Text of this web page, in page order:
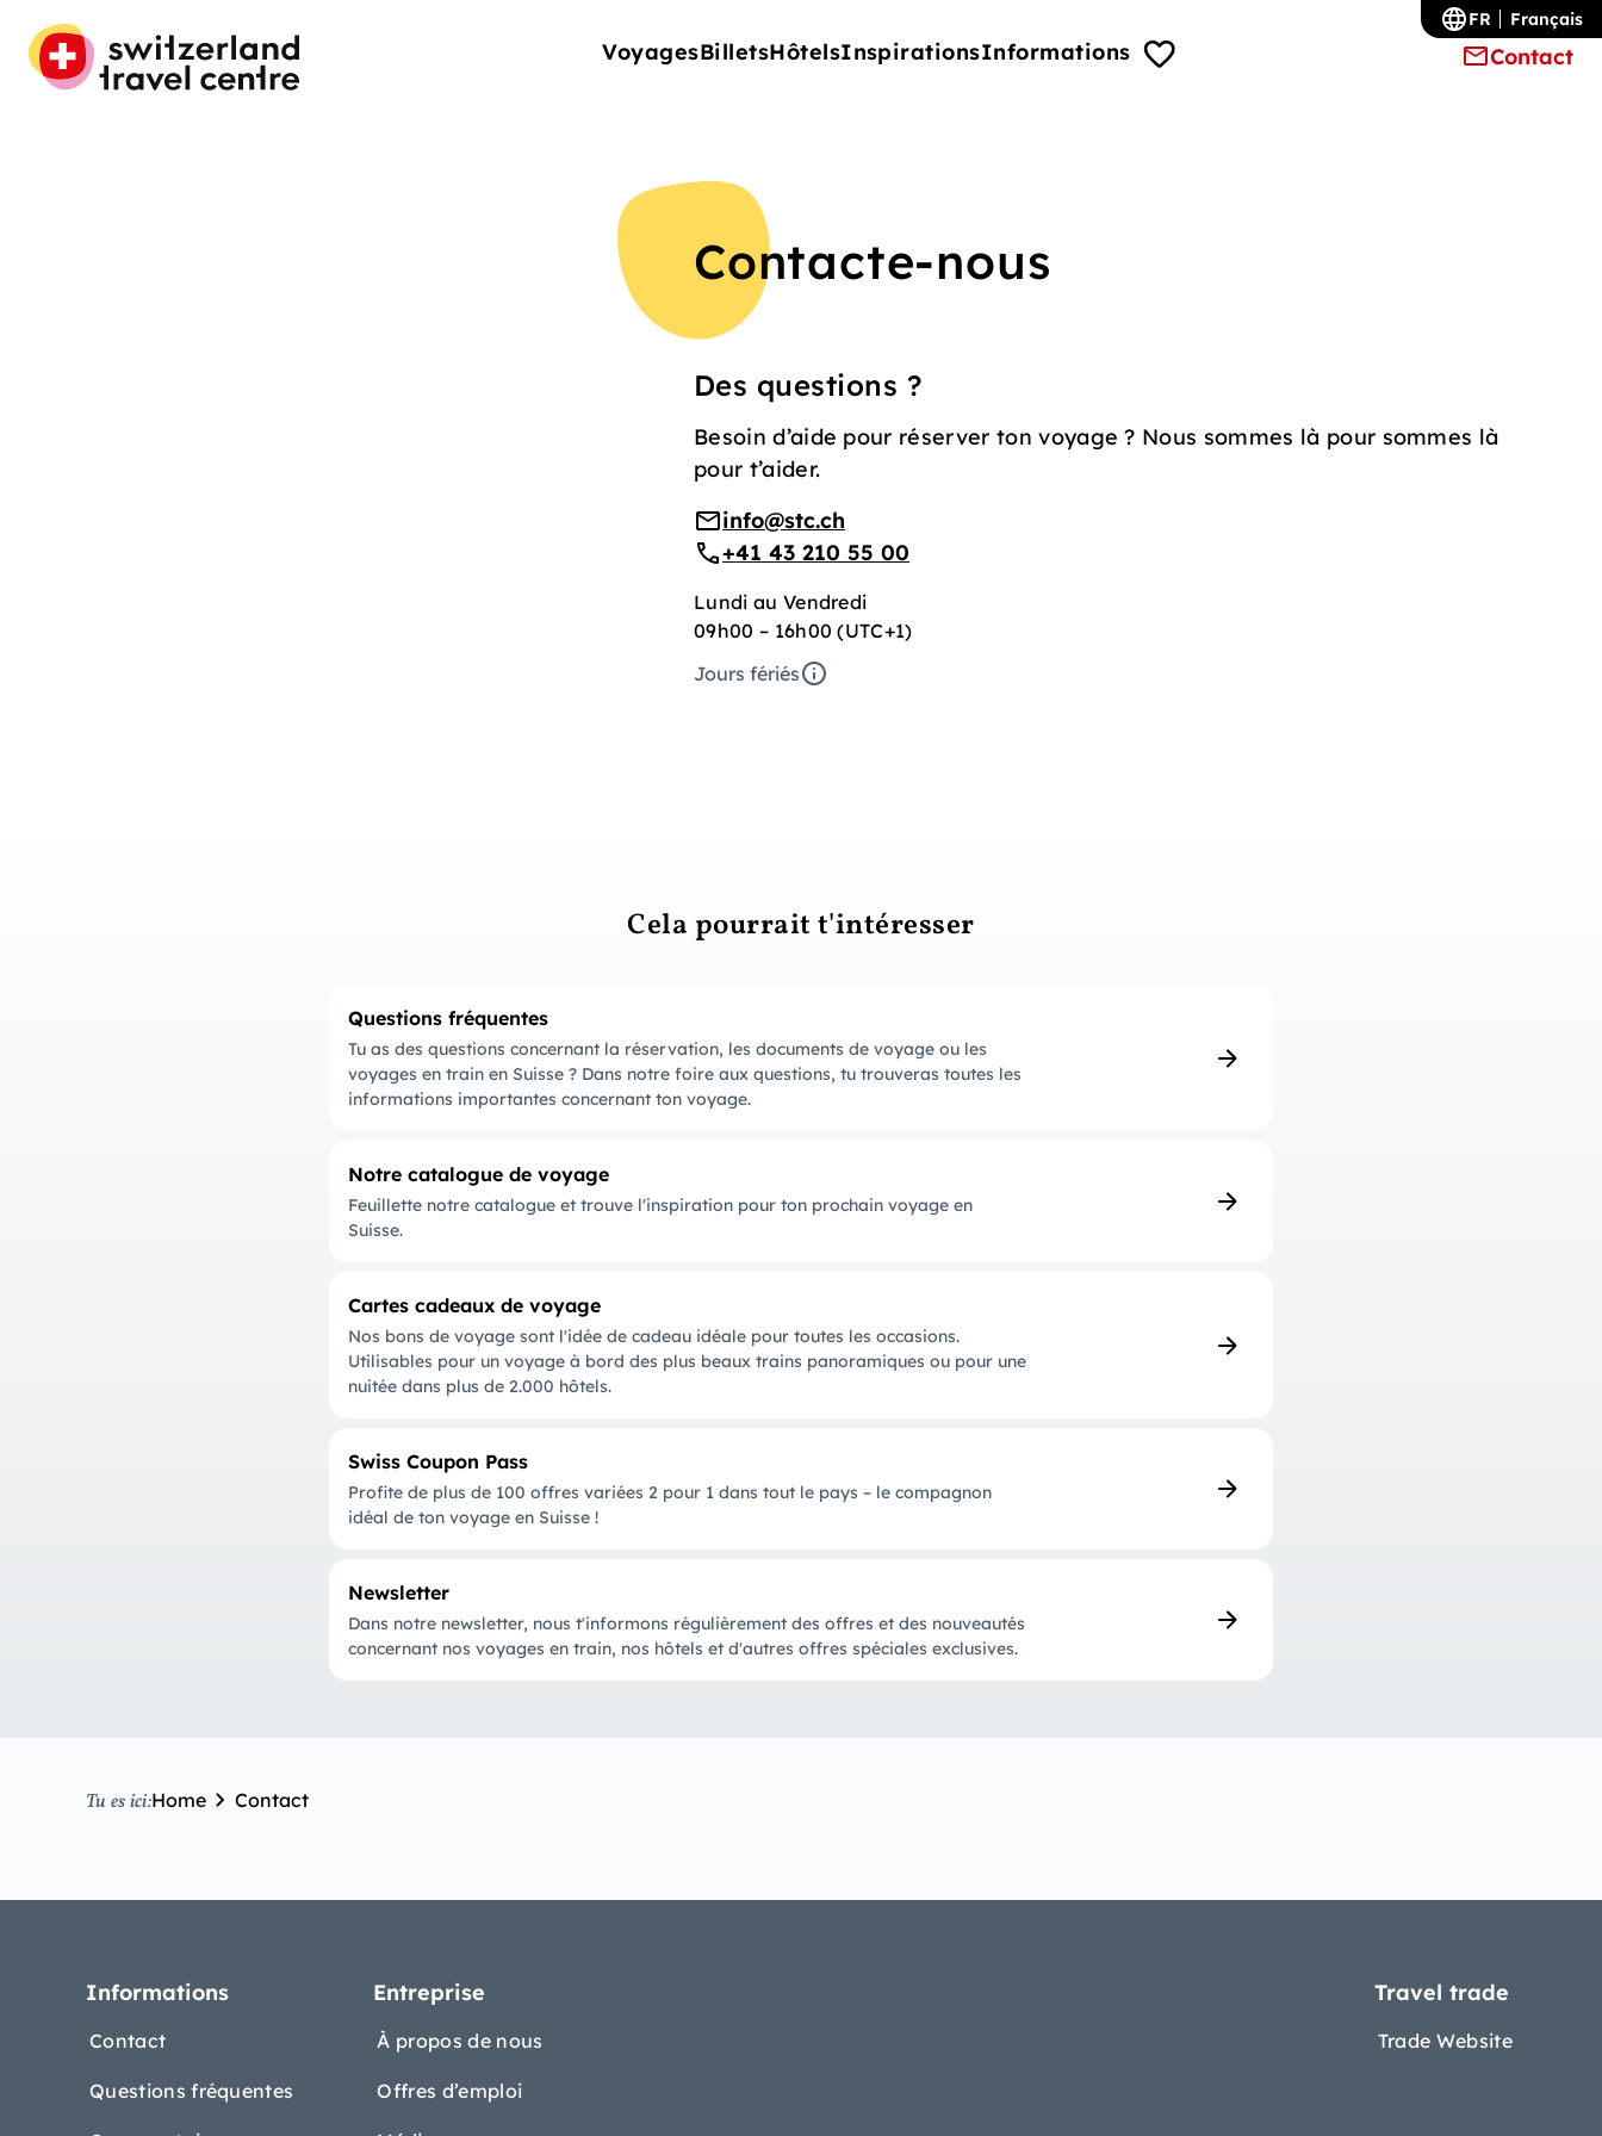
VoyagesBilletsHôtelsInspirationsInformations Contact
FR Français
Contacte-nous
Des questions ?
Besoin d’aide pour réserver ton voyage ? Nous sommes là pour sommes là
pour t’aider.
info@stc.ch
+41 43 210 55 00
Lundi au Vendredi
09h00 – 16h00 (UTC+1)
Jours fériés
Cela pourrait t'intéresser
Questions fréquentes
Tu as des questions concernant la réservation, les documents de voyage ou les
voyages en train en Suisse ? Dans notre foire aux questions, tu trouveras toutes les
informations importantes concernant ton voyage.
Notre catalogue de voyage
Feuillette notre catalogue et trouve l'inspiration pour ton prochain voyage en
Suisse.
Cartes cadeaux de voyage
Nos bons de voyage sont l'idée de cadeau idéale pour toutes les occasions.
Utilisables pour un voyage à bord des plus beaux trains panoramiques ou pour une
nuitée dans plus de 2.000 hôtels.
Swiss Coupon Pass
Profite de plus de 100 offres variées 2 pour 1 dans tout le pays – le compagnon
idéal de ton voyage en Suisse !
Newsletter
Dans notre newsletter, nous t'informons régulièrement des offres et des nouveautés
concernant nos voyages en train, nos hôtels et d'autres offres spéciales exclusives.
Tu es ici:Home Contact
Informations
Contact
Questions fréquentes
Entreprise
À propos de nous
Offres d’emploi
Travel trade
Trade Website